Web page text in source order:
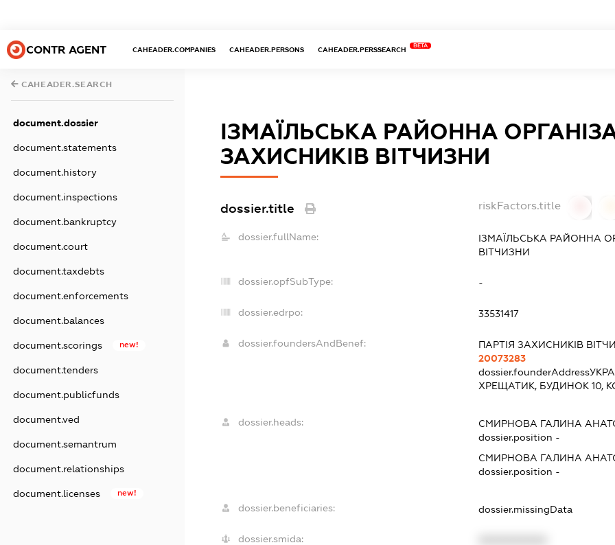
CONTR AGENT CAHEADER.COMPANIES CAHEADER.PERSONS CAHEADER.PERSSEARCH
BETA
CAHEADER.SEARCH
document.dossier
document.statements
document.history
document.inspections
document.bankruptcy
document.court
document.taxdebts
document.enforcements
document.balances
document.scorings new!
document.tenders
document.publicfunds
document.ved
document.semantrum
document.relationships
document.licenses new!
ІЗМАЇЛЬСЬКА РАЙОННА
ЗАХИСНИКІВ ВІТЧИЗНИ
dossier.title riskFactors.title
dossier.fullName:
ІЗМАЇЛЬСЬКА РАЙОННА
ВІТЧИЗНИ
dossier.opfSubType: -
dossier.edrpo: 33531417
dossier.foundersAndBenef:
ПАРТІЯ ЗАХИСНИКІВ
20073283
dossier.founderAddress
ХРЕЩАТИК, БУДИНОК 10,
dossier.heads: СМИРНОВА ГАЛИНА
dossier.position -
СМИРНОВА ГАЛИНА
dossier.position -
dossier.beneficiaries: dossier.missingData
dossier.smida: